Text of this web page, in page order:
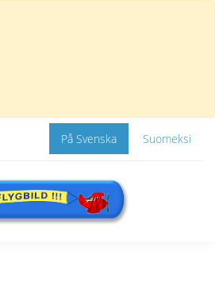
På Svenska Suomeksi